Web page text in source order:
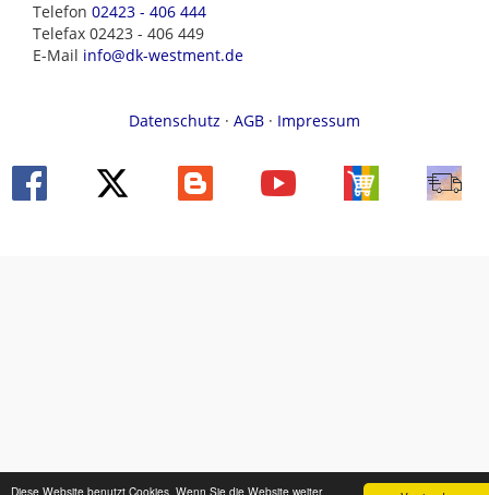
Diese Website benutzt Cookies. Wenn Sie die Website weiter
Telefon 02423 - 406 444
Telefax 02423 - 406 449
E-Mail info@dk-westment.de
Datenschutz · AGB · Impressum